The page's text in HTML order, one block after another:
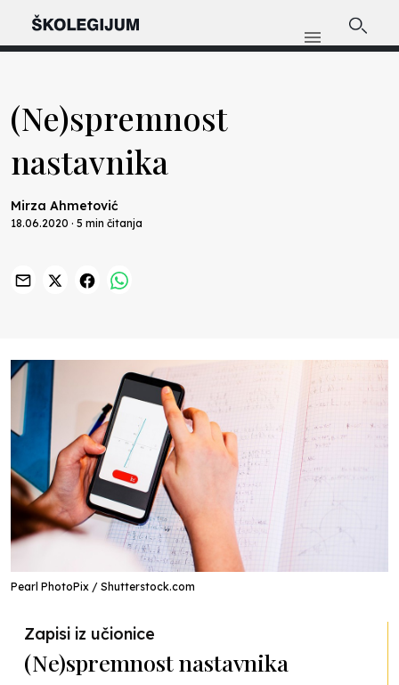
(Ne)spremnost
nastavnika
Mirza Ahmetović
18.06.2020 · 5 min čitanja
Pearl PhotoPix / Shutterstock.com
Zapisi iz učionice
(Ne)spremnost nastavnika